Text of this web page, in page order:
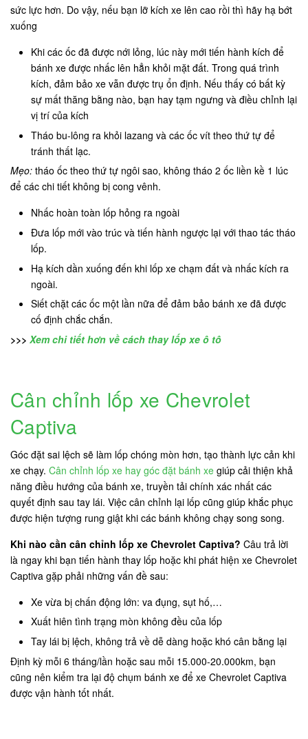
sức lực hơn. Do vậy, nếu bạn lỡ kích xe lên cao rồi thì hãy hạ bớt
xuống
Khi các ốc đã được nới lỏng, lúc này mới tiến hành kích để
bánh xe được nhấc lên hẳn khỏi mặt đất. Trong quá trình
kích, đảm bảo xe vẫn được trụ ổn định. Nếu thấy có bất kỳ
sự mất thăng bằng nào, bạn hay tạm ngưng và điều chỉnh lại
vị trí của kích
Tháo bu-lông ra khỏi lazang và các ốc vít theo thứ tự để
tránh thất lạc.
Mẹo: tháo ốc theo thứ tự ngôi sao, không tháo 2 ốc liền kề 1 lúc
để các chi tiết không bị cong vênh.
Nhấc hoàn toàn lốp hỏng ra ngoài
Đưa lốp mới vào trúc và tiến hành ngược lại với thao tác tháo
lốp.
Hạ kích dần xuống đến khi lốp xe chạm đất và nhấc kích ra
ngoài.
Siết chặt các ốc một lần nữa để đảm bảo bánh xe đã được
cố định chắc chắn.
>>> Xem chi tiết hơn về cách thay lốp xe ô tô
Cân chỉnh lốp xe Chevrolet
Captiva
Góc đặt sai lệch sẽ làm lốp chóng mòn hơn, tạo thành lực cản khi
xe chạy. Cân chỉnh lốp xe hay góc đặt bánh xe giúp cải thiện khả
năng điều hướng của bánh xe, truyền tải chính xác nhất các
quyết định sau tay lái. Việc cân chỉnh lại lốp cũng giúp khắc phục
được hiện tượng rung giật khi các bánh không chạy song song.
Khi nào cần cân chỉnh lốp xe Chevrolet Captiva? Câu trả lời
là ngay khi bạn tiến hành thay lốp hoặc khi phát hiện xe Chevrolet
Captiva gặp phải những vấn đề sau:
Xe vừa bị chấn động lớn: va đụng, sụt hố,…
Xuất hiên tình trạng mòn không đều của lốp
Tay lái bị lệch, không trả về dễ dàng hoặc khó cân bằng lại
Định kỳ mỗi 6 tháng/lần hoặc sau mỗi 15.000-20.000km, bạn
cũng nên kiểm tra lại độ chụm bánh xe để xe Chevrolet Captiva
được vận hành tốt nhất.